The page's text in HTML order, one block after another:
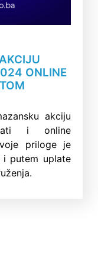
ONLINE
akciju
i online
priloge je
i putem uplate